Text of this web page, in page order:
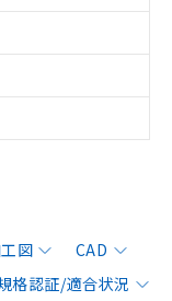
図
CAD
格認証/適合状況